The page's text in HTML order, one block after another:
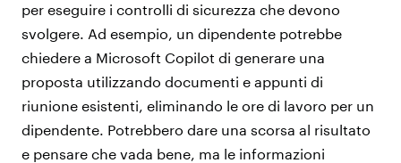
per eseguire i controlli di sicurezza che devono
svolgere. Ad esempio, un dipendente potrebbe
chiedere a Microsoft Copilot di generare una
proposta utilizzando documenti e appunti di
riunione esistenti, eliminando le ore di lavoro per un
dipendente. Potrebbero dare una scorsa al risultato
e pensare che vada bene, ma le informazioni